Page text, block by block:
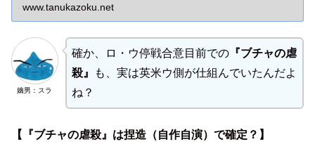
www.tanukazoku.net
嫡男：スラ
確か、ロ・ウ停戦合意目前での『ブチャの虐
殺』
も、実は英米ウ側が仕組んでいたんだよ
ね？
【『ブチャの虐殺』は捏造（自作自演）で確定？】